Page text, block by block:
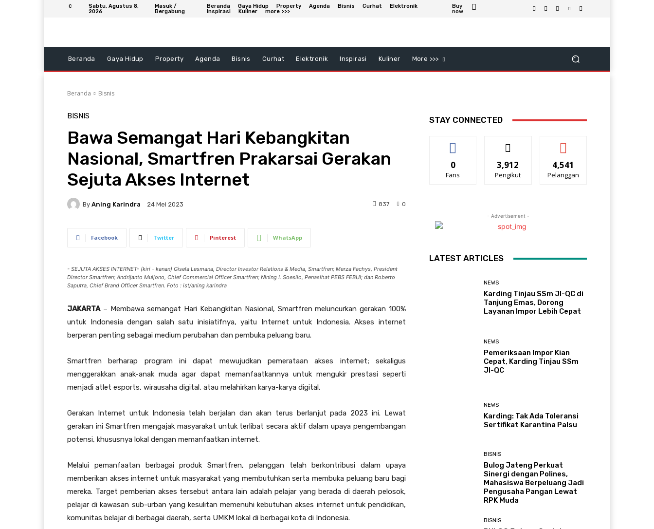
C
Sabtu, Agustus 8,
2026
Masuk /
Bergabung
Beranda Gaya Hidup Property Agenda Bisnis Curhat
Elektronik
Inspirasi
Kuliner more >>>
Buy
now
Beranda Gaya Hidup Property Agenda Bisnis Curhat Elektronik Inspirasi Kuliner More >>>
Beranda Bisnis
BISNIS
Bawa Semangat Hari Kebangkitan
Nasional, Smartfren Prakarsai Gerakan
Sejuta Akses Internet
By Aning Karindra 24 Mei 2023 0
837
Facebook Twitter Pinterest WhatsApp
- SEJUTA AKSES INTERNET- (kiri - kanan) Gisela Lesmana, Director Investor Relations & Media, Smartfren; Merza Fachys, President
Director Smartfren; Andrijanto Muljono, Chief Commercial Officer Smartfren; Nining I. Soesilo, Penasihat PEBS FEBUI; dan Roberto
Saputra, Chief Brand Officer Smartfren. Foto : ist/aning karindra
JAKARTA– Membawa semangat Hari Kebangkitan Nasional, Smartfren meluncurkan gerakan 100%
untuk Indonesia dengan salah satu inisiatifnya, yaitu Internet untuk Indonesia. Akses internet
berperan penting sebagai medium perubahan dan pembuka peluang baru.
Smartfren berharap program ini dapat mewujudkan pemerataan akses internet; sekaligus
menggerakkan anak-anak muda agar dapat memanfaatkannya untuk mengukir prestasi seperti
menjadi atlet esports, wirausaha digital, atau melahirkan karya-karya digital.
Gerakan Internet untuk Indonesia telah berjalan dan akan terus berlanjut pada 2023 ini. Lewat
gerakan ini Smartfren mengajak masyarakat untuk terlibat secara aktif dalam upaya pengembangan
potensi, khususnya lokal dengan memanfaatkan internet.
Melalui pemanfaatan berbagai produk Smartfren, pelanggan telah berkontribusi dalam upaya
memberikan akses internet untuk masyarakat yang membutuhkan serta membuka peluang baru bagi
mereka. Target pemberian akses tersebut antara lain adalah pelajar yang berada di daerah pelosok,
pelajar di kawasan sub-urban yang kesulitan memenuhi kebutuhan akses internet untuk pendidikan,
komunitas belajar di berbagai daerah, serta UMKM lokal di berbagai kota di Indonesia.
STAY CONNECTED
0
Fans
3,912
Pengikut
4,541
Pelanggan
- Advertisement -
LATEST ARTICLES
NEWS
Karding Tinjau SSm JI-QC di
Tanjung Emas, Dorong
Layanan Impor Lebih Cepat
NEWS
Pemeriksaan Impor Kian
Cepat, Karding Tinjau SSm
JI-QC
NEWS
Karding: Tak Ada Toleransi
Sertifikat Karantina Palsu
BISNIS
Bulog Jateng Perkuat
Sinergi dengan Polines,
Mahasiswa Berpeluang Jadi
Pengusaha Pangan Lewat
RPK Muda
BISNIS